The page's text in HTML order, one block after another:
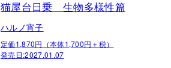
猫屋台日乗 生物多様性篇
ハルノ宵子
定価1,870円（本体1,700円＋税）
発売日:2027.01.07